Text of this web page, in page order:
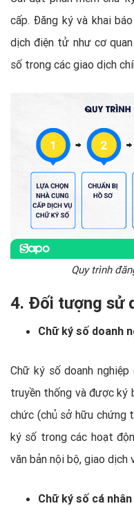
cấp. Đăng ký và khai
dịch điện tử như cơ
số trong các giao dịch
Quy trình
4. Đối tượng sử
Chữ ký số doanh
Chữ ký số doanh
truyền thống và được ký
chức (chủ sở hữu chứng
ký số trong các hoạt
văn bản nội bộ, giao dịch
Chữ ký số cá